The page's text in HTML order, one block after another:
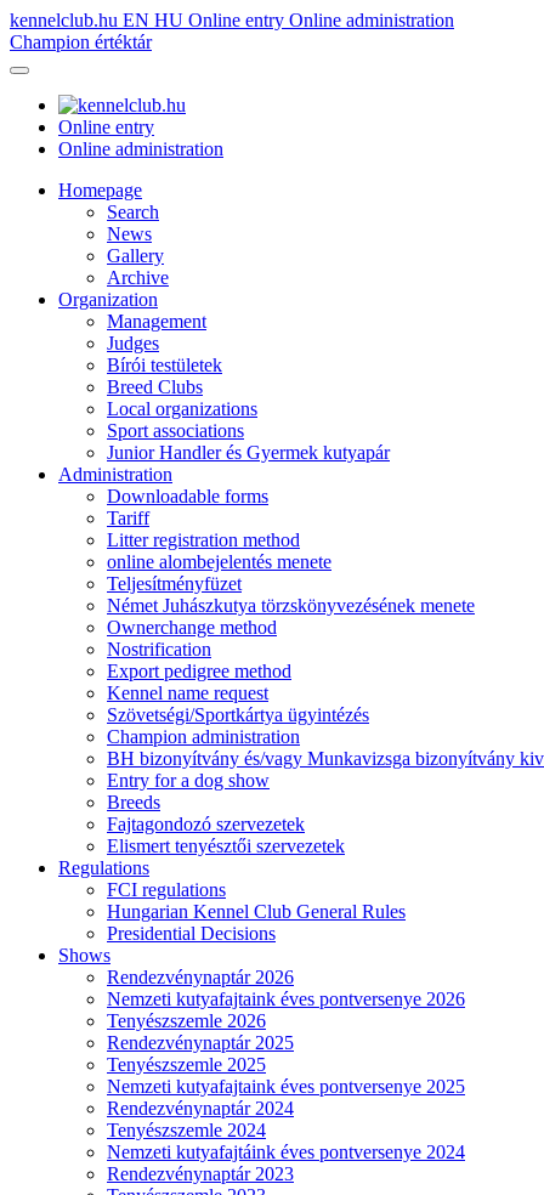
kennelclub.hu EN HU Online entry Online administration
Champion értéktár
Online entry
Online administration
Homepage
Search
News
Gallery
Archive
Organization
Management
Judges
Bírói testületek
Breed Clubs
Local organizations
Sport associations
Junior Handler és Gyermek kutyapár
Administration
Downloadable forms
Tariff
Litter registration method
online alombejelentés menete
Teljesítményfüzet
Német Juhászkutya törzskönyvezésének menete
Ownerchange method
Nostrification
Export pedigree method
Kennel name request
Szövetségi/Sportkártya ügyintézés
Champion administration
BH bizonyítvány és/vagy Munkavizsga bizonyítvány
Entry for a dog show
Breeds
Fajtagondozó szervezetek
Elismert tenyésztői szervezetek
Regulations
FCI regulations
Hungarian Kennel Club General Rules
Presidential Decisions
Shows
Rendezvénynaptár 2026
Nemzeti kutyafajtaink éves pontversenye 2026
Tenyészszemle 2026
Rendezvénynaptár 2025
Tenyészszemle 2025
Nemzeti kutyafajtaink éves pontversenye 2025
Rendezvénynaptár 2024
Tenyészszemle 2024
Nemzeti kutyafajtáink éves pontversenye 2024
Rendezvénynaptár 2023